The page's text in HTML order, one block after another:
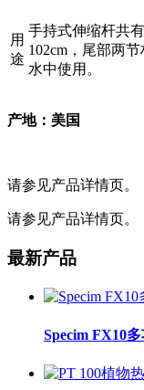
用
途
手持式伸缩杆共
102cm，尾部两
水中使用。
产地：美国
请参见产品详情页。
请参见产品详情页。
最新产品
Specim FX10